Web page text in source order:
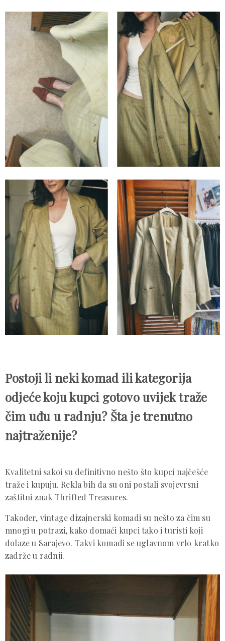
Postoji li neki komad ili kategorija
odjeće koju kupci gotovo uvijek traže
čim uđu u radnju? Šta je trenutno
najtraženije?
Kvalitetni sakoi su definitivno nešto što kupci najčešće
traže i kupuju. Rekla bih da su oni postali svojevrsni
zaštitni znak Thrifted Treasures.
Također, vintage dizajnerski komadi su nešto za čim su
mnogi u potrazi, kako domaći kupci tako i turisti koji
dolaze u Sarajevo. Takvi komadi se uglavnom vrlo kratko
zadrže u radnji.